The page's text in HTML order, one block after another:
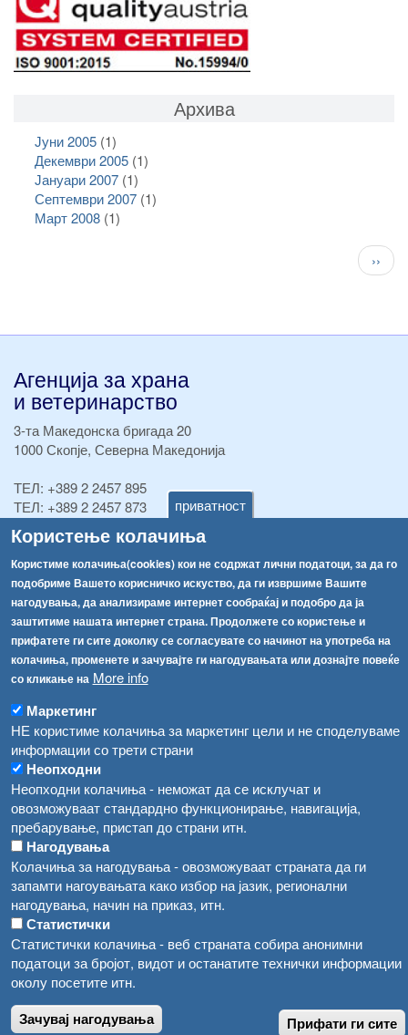
приватност
Користење колачиња
Користиме колачиња(cookies) кои не содржат лични податоци, за да го
подобриме Вашето корисничко искуство, да ги извршиме Вашите
нагодувања, да анализираме интернет сообраќај и подобро да ја
заштитиме нашата интернет страна. Продолжете со користење и
прифатете ги сите доколку се согласувате со начинот на употреба на
колачиња, променете и зачувајте ги нагодувањата или дознајте повеќе
со кликање на More info
Маркетинг
НЕ користиме колачиња за маркетинг цели и не споделуваме
информации со трети страни
Неопходни
Неопходни колачиња - неможат да се исклучат и
овозможуваат стандардно функционирање, навигација,
пребарување, пристап до страни итн.
Нагодувања
Колачиња за нагодувања - овозможуваат страната да ги
запамти нагоувањата како избор на јазик, регионални
нагодувања, начин на приказ, итн.
Статистички
Статистички колачиња - веб страната собира анонимни
податоци за бројот, видот и останатите технички информации
околу посетите итн.
Зачувај нагодувања Прифати ги сите
Архива
Јуни 2005(1)
Декември 2005(1)
Јануари 2007(1)
Септември 2007(1)
Март 2008(1)
››
Агенција за храна
и ветеринарство
3-та Македонска бригада 20
1000 Скопје, Северна Македонија
ТЕЛ: +389 2 2457 895
ТЕЛ: +389 2 2457 873
Факс:
Факс:+389 2 2457 871
info@fva.gov.mk
[АХВ-претходна страна]
Соопштенија
Република Бугарија ги засили официјалните контроли при увоз на свежо овошје и зеленчук
Високите температури ризик од труење со храна, опасни се и за животните
Водата во Гостивар може да се користи како техничка, продолжува испораката на флаширана вода
Во Гостивар спроведени 70 вонредни контроли
Забраната за водата во Гостивар останува на сила, операторите да користат само технички безбедна вода
Навигација
Архива
Регистри
Забрани